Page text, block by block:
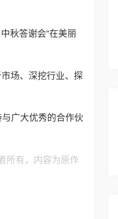
秋答谢会”在美丽
场、深挖行业、探
广大优秀的合作伙
所有，内容为原作